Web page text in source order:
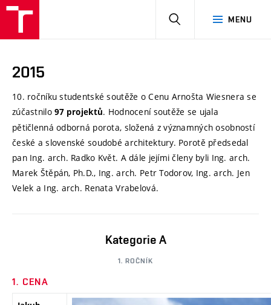
MENU
2015
10. ročníku studentské soutěže o Cenu Arnošta Wiesnera se
zúčastnilo97 projektů. Hodnocení soutěže se ujala
pětičlenná odborná porota, složená z významných osobností
české a slovenské soudobé architektury. Porotě předsedal
pan Ing. arch. Radko Květ. A dále jejími členy byli Ing. arch.
Marek Štěpán, Ph.D., Ing. arch. Petr Todorov, Ing. arch. Jen
Velek a Ing. arch. Renata Vrabelová.
Kategorie A
1. ROČNÍK
1. CENA